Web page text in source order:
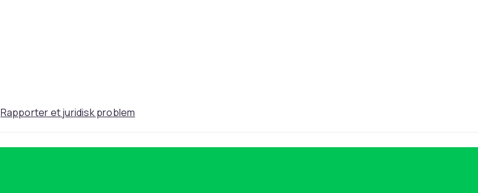
Rapporter et juridisk problem